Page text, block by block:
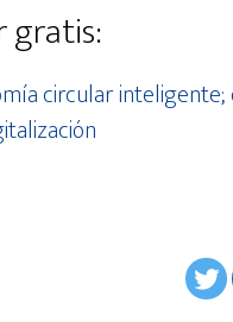
gratis:
circular inteligente;